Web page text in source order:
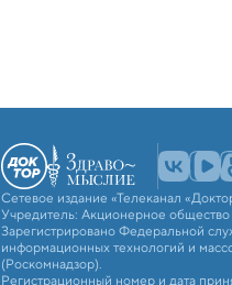
Сетевое издание «Телеканал
Учредитель: Акционерное
Зарегистрировано Федеральной
информационных технологий и
(Роскомнадзор).
Регистрационный номер и дата